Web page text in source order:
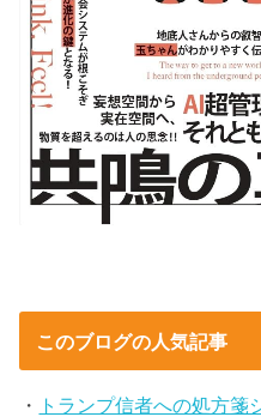
このブログの人気記事
・ トランプ信者への処方